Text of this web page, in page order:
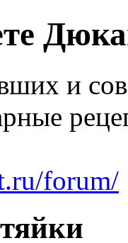
и
forum/